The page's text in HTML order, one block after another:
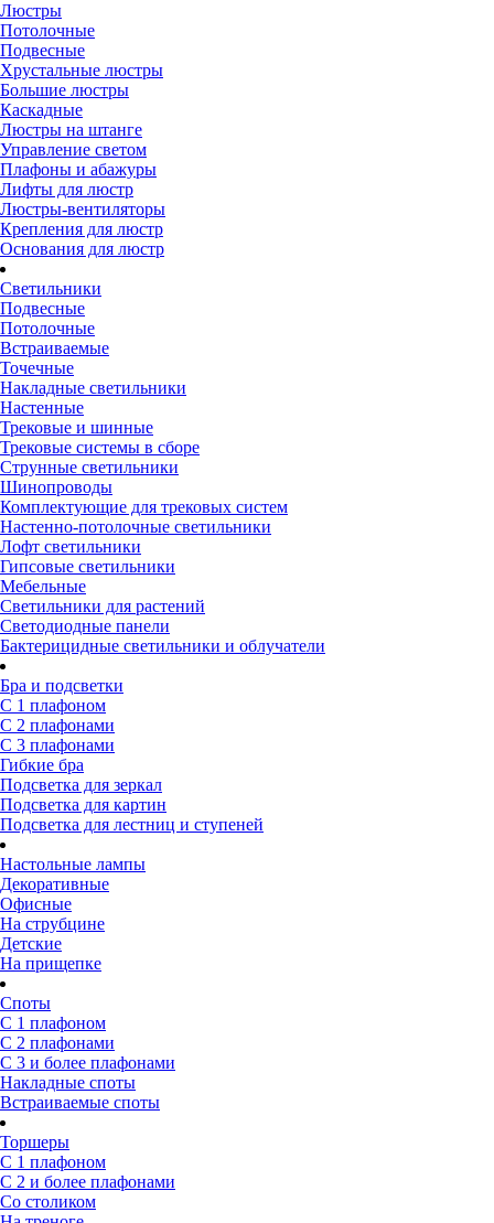
Люстры
Потолочные
Подвесные
Хрустальные люстры
Большие люстры
Каскадные
Люстры на штанге
Управление светом
Плафоны и абажуры
Лифты для люстр
Люстры-вентиляторы
Крепления для люстр
Основания для люстр
Светильники
Подвесные
Потолочные
Встраиваемые
Точечные
Накладные светильники
Настенные
Трековые и шинные
Трековые системы в сборе
Струнные светильники
Шинопроводы
Комплектующие для трековых систем
Настенно-потолочные светильники
Лофт светильники
Гипсовые светильники
Мебельные
Светильники для растений
Светодиодные панели
Бактерицидные светильники и облучатели
Бра и подсветки
С 1 плафоном
С 2 плафонами
С 3 плафонами
Гибкие бра
Подсветка для зеркал
Подсветка для картин
Подсветка для лестниц и ступеней
Настольные лампы
Декоративные
Офисные
На струбцине
Детские
На прищепке
Споты
С 1 плафоном
С 2 плафонами
С 3 и более плафонами
Накладные споты
Встраиваемые споты
Торшеры
С 1 плафоном
С 2 и более плафонами
Со столиком